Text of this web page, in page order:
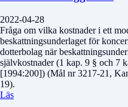
2022-04-28
Fråga om vilka kostnader i ett
beskattningsunderlaget för
dotterbolag när
självkostnader (1 kap. 9 § och 7
[1994:200]) (Mål nr 3217-21,
19).
Läs